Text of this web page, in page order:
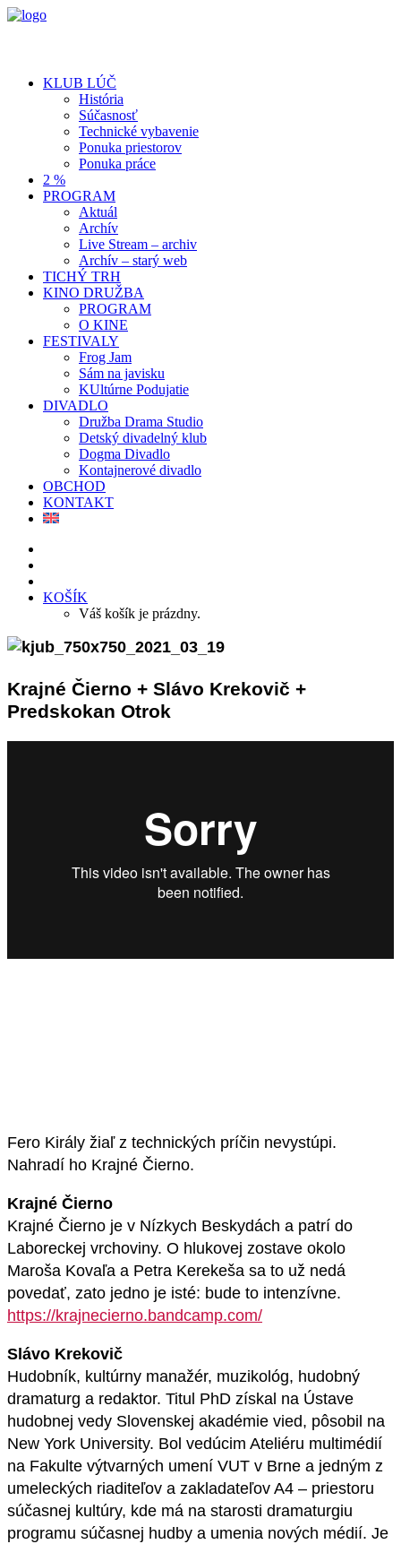
KLUB LÚČ
História
Súčasnosť
Technické vybavenie
Ponuka priestorov
Ponuka práce
2 %
PROGRAM
Aktuál
Archív
Live Stream – archiv
Archív – starý web
TICHÝ TRH
KINO DRUŽBA
PROGRAM
O KINE
FESTIVALY
Frog Jam
Sám na javisku
KUltúrne Podujatie
DIVADLO
Družba Drama Studio
Detský divadelný klub
Dogma Divadlo
Kontajnerové divadlo
OBCHOD
KONTAKT
KOŠÍK
Váš košík je prázdny.
Krajné Čierno + Slávo Krekovič +
Predskokan Otrok
Fero Király žiaľ z technických príčin nevystúpi.
Nahradí ho Krajné Čierno.
Krajné Čierno
Krajné Čierno je v Nízkych Beskydách a patrí do
Laboreckej vrchoviny. O hlukovej zostave okolo
Maroša Kovaľa a Petra Kerekeša sa to už nedá
povedať, zato jedno je isté: bude to intenzívne.
https://krajnecierno.bandcamp.com/
Slávo Krekovič
Hudobník, kultúrny manažér, muzikológ, hudobný
dramaturg a redaktor. Titul PhD získal na Ústave
hudobnej vedy Slovenskej akadémie vied, pôsobil na
New York University. Bol vedúcim Ateliéru multimédií
na Fakulte výtvarných umení VUT v Brne a jedným z
umeleckých riaditeľov a zakladateľov A4 – priestoru
súčasnej kultúry, kde má na starosti dramaturgiu
programu súčasnej hudby a umenia nových médií. Je